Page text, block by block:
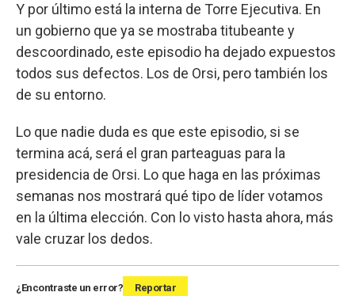
Y por último está la interna de Torre Ejecutiva. En
un gobierno que ya se mostraba titubeante y
descoordinado, este episodio ha dejado expuestos
todos sus defectos. Los de Orsi, pero también los
de su entorno.
Lo que nadie duda es que este episodio, si se
termina acá, será el gran parteaguas para la
presidencia de Orsi. Lo que haga en las próximas
semanas nos mostrará qué tipo de líder votamos
en la última elección. Con lo visto hasta ahora, más
vale cruzar los dedos.
¿Encontraste un error? Reportar